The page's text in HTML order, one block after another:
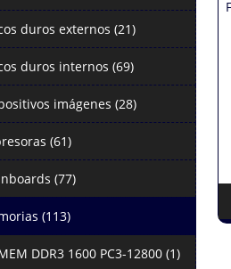
duros externos (21)
duros internos (69)
imágenes (28)
(61)
(77)
(113)
DDR3 1600 PC3-12800 (1)